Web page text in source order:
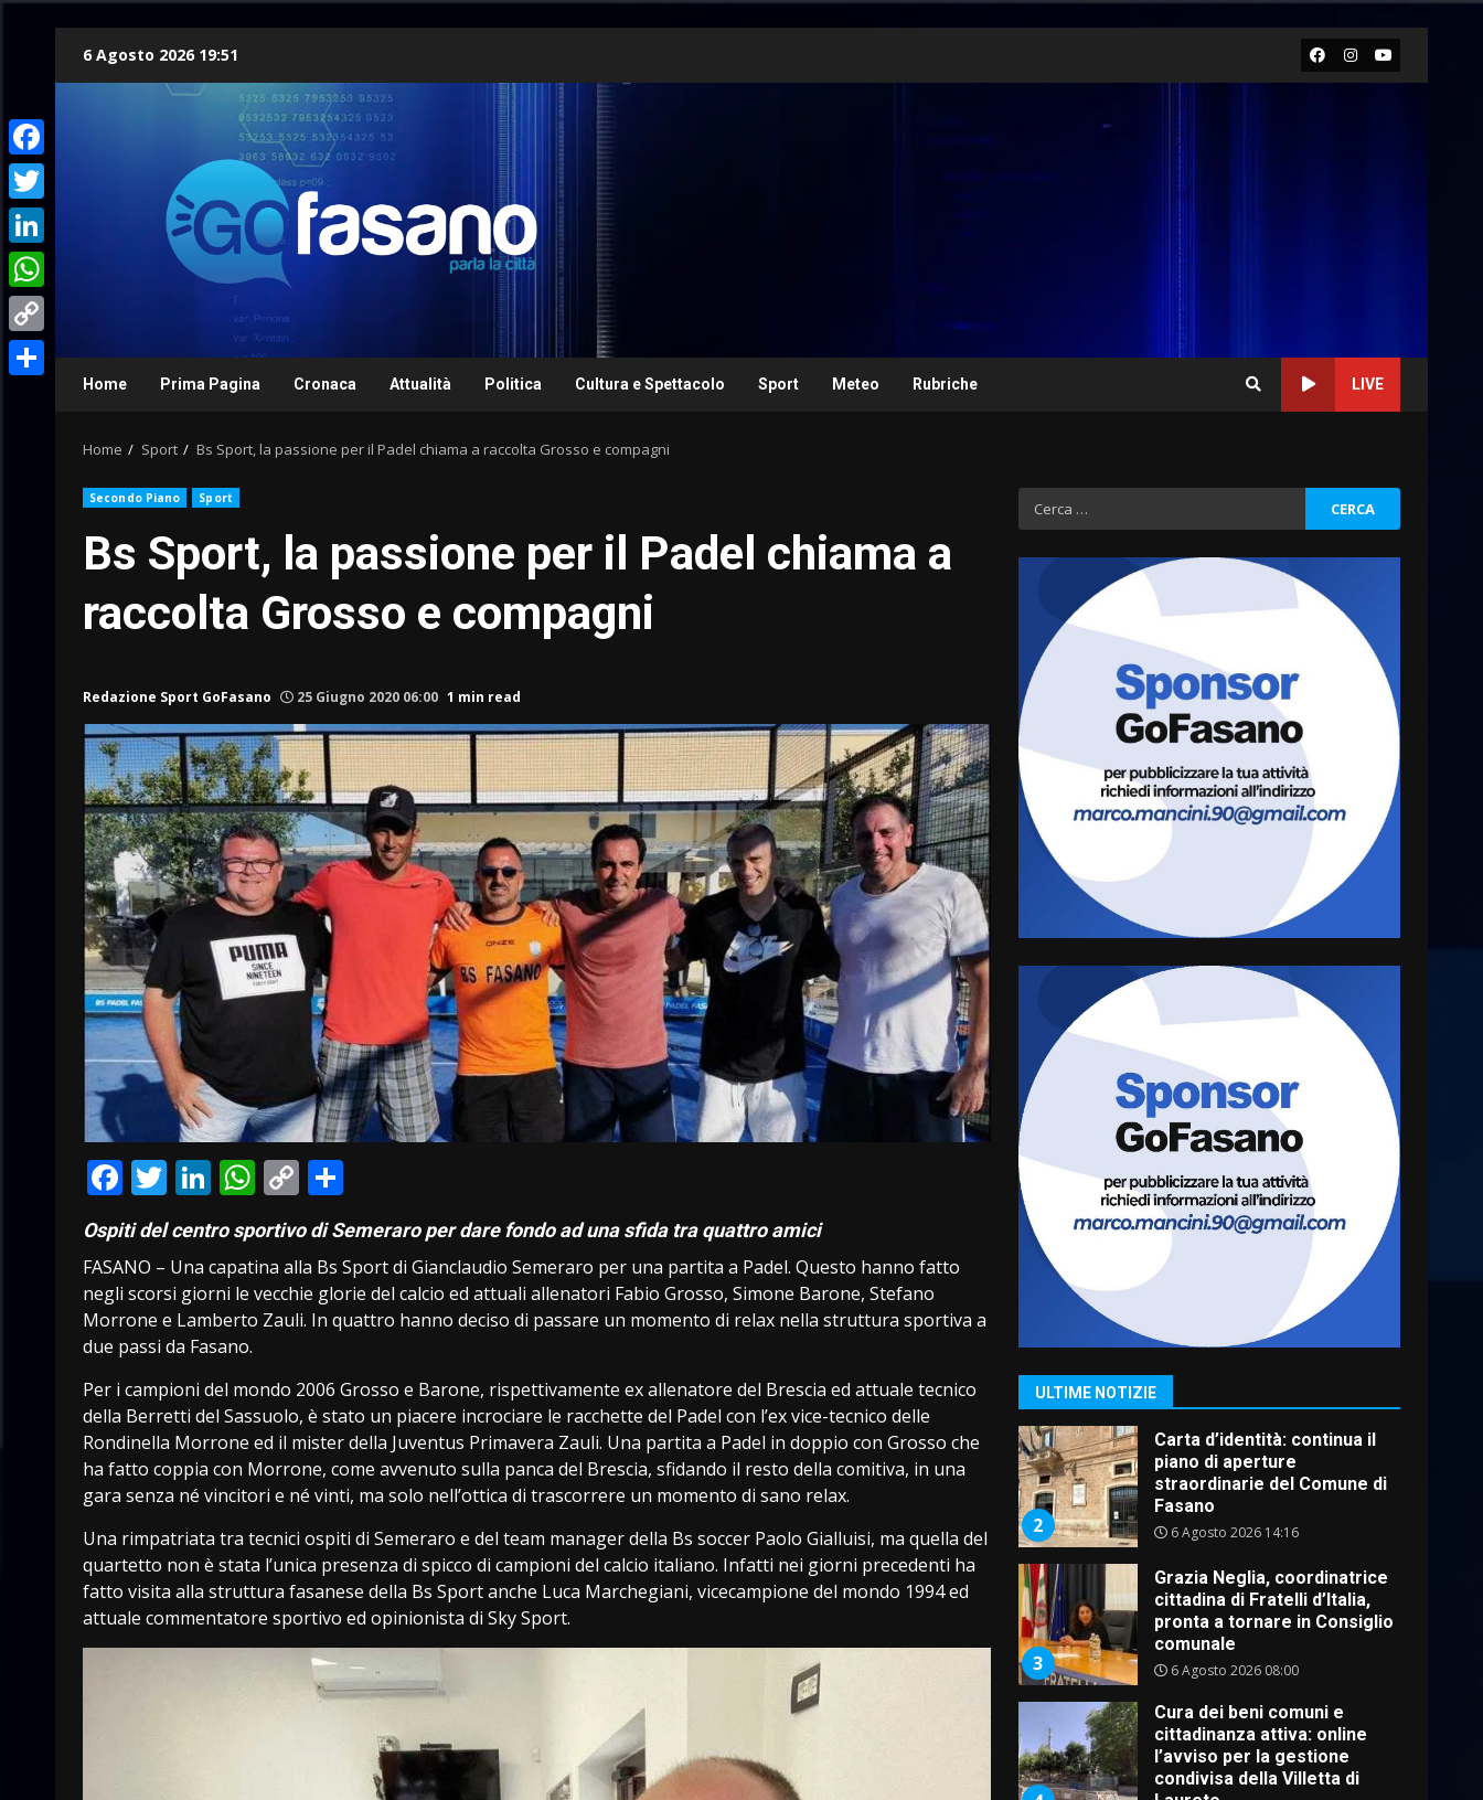
6 Agosto 2026 19:51 Facebook
Instagram
Youtube
Home Prima Pagina Cronaca Attualità Politica Cultura e Spettacolo Sport Meteo Rubriche LIVE
Home Sport Bs Sport, la passione per il Padel chiama a raccolta Grosso e compagni
Secondo Piano Sport
Bs Sport, la passione per il Padel chiama a
raccolta Grosso e compagni
Redazione Sport GoFasano 25 Giugno 2020 06:00 1 min read
Facebook
Twitter
LinkedIn
WhatsApp
Copy
Link
Ospiti del centro sportivo di Semeraro per dare fondo ad una sfida tra quattro amici
FASANO – Una capatina alla Bs Sport di Gianclaudio Semeraro per una partita a Padel. Questo hanno fatto
negli scorsi giorni le vecchie glorie del calcio ed attuali allenatori Fabio Grosso, Simone Barone, Stefano
Morrone e Lamberto Zauli. In quattro hanno deciso di passare un momento di relax nella struttura sportiva a
due passi da Fasano.
Per i campioni del mondo 2006 Grosso e Barone, rispettivamente ex allenatore del Brescia ed attuale tecnico
della Berretti del Sassuolo, è stato un piacere incrociare le racchette del Padel con l’ex vice-tecnico delle
Rondinella Morrone ed il mister della Juventus Primavera Zauli. Una partita a Padel in doppio con Grosso che
ha fatto coppia con Morrone, come avvenuto sulla panca del Brescia, sfidando il resto della comitiva, in una
gara senza né vincitori e né vinti, ma solo nell’ottica di trascorrere un momento di sano relax.
Una rimpatriata tra tecnici ospiti di Semeraro e del team manager della Bs soccer Paolo Gialluisi, ma quella del
quartetto non è stata l’unica presenza di spicco di campioni del calcio italiano. Infatti nei giorni precedenti ha
fatto visita alla struttura fasanese della Bs Sport anche Luca Marchegiani, vicecampione del mondo 1994 ed
attuale commentatore sportivo ed opinionista di Sky Sport.
Ricerca
per:
ULTIME NOTIZIE
Grazia Neglia, coordinatrice
cittadina di Fratelli d’Italia,
pronta a tornare in Consiglio
comunale
6 Agosto 2026 08:00
4
Cura dei beni comuni e
cittadinanza attiva: online
l’avviso per la gestione
condivisa della Villetta di
5
La magia del Minareto e la
prima assoluta de “L’Albergo
Belvedere. Il rapimento”
6 Agosto 2026 06:15
escluso dal campionato
5 Agosto 2026 17:30
7
Truffatori in azione nelle
frazioni fasanesi
5 Agosto 2026 11:03
1
Fasanese ferito a colpi di
arma da fuoco
6 Agosto 2026 18:13
2
Carta d’identità: continua il
piano di aperture
straordinarie del Comune di
Fasano
6 Agosto 2026 14:16
3
Grazia Neglia, coordinatrice
cittadina di Fratelli d’Italia,
pronta a tornare in Consiglio
comunale
6 Agosto 2026 08:00
Cura dei beni comuni e
cittadinanza attiva: online
l’avviso per la gestione
condivisa della Villetta di
Facebook
Twitter
LinkedIn
WhatsApp
Copy